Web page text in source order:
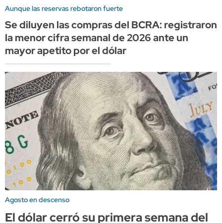
Aunque las reservas rebotaron fuerte
Se diluyen las compras del BCRA: registraron
la menor cifra semanal de 2026 ante un
mayor apetito por el dólar
Agosto en descenso
El dólar cerró su primera semana del